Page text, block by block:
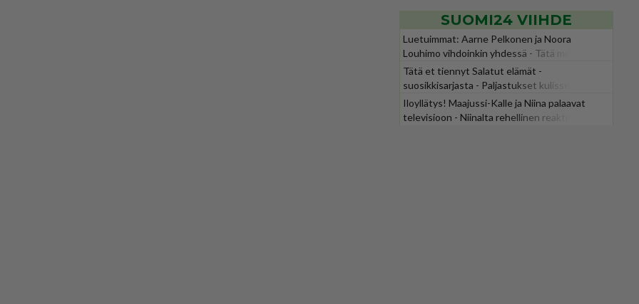
SUOMI24 VIIHDE
Luetuimmat: Aarne Pelkonen ja Noora
Louhimo vihdoinkin yhdessä - Tätä moni jo
odotti
Tätä et tiennyt Salatut elämät -
suosikkisarjasta - Paljastukset kulisseista
yllättävät
Iloyllätys! Maajussi-Kalle ja Niina palaavat
televisioon - Niinalta rehellinen reaktio: